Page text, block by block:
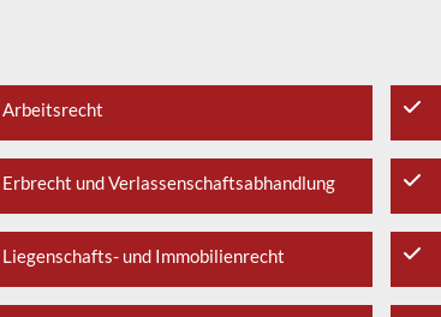
Arbeitsrecht
Erbrecht und Verlassenschaftsabhandlung
Liegenschafts- und Immobilienrecht